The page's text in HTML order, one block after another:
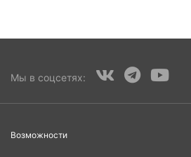
Мы в соцсетях:
Возможности